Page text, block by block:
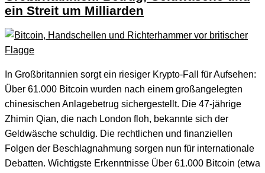
ein Streit um Milliarden
In Großbritannien sorgt ein riesiger Krypto-Fall für Aufsehen:
Über 61.000 Bitcoin wurden nach einem großangelegten
chinesischen Anlagebetrug sichergestellt. Die 47-jährige
Zhimin Qian, die nach London floh, bekannte sich der
Geldwäsche schuldig. Die rechtlichen und finanziellen
Folgen der Beschlagnahmung sorgen nun für internationale
Debatten. Wichtigste Erkenntnisse Über 61.000 Bitcoin (etwa